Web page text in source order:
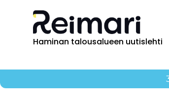
Haminan talousalueen uutislehti